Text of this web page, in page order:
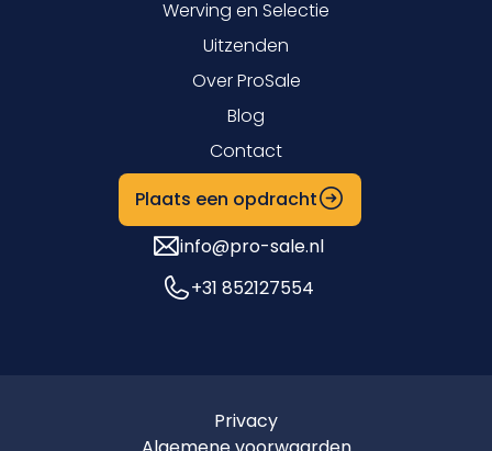
Werving en Selectie
Uitzenden
Over ProSale
Blog
Contact
Plaats een opdracht
info@pro-sale.nl
+31 852127554
Privacy